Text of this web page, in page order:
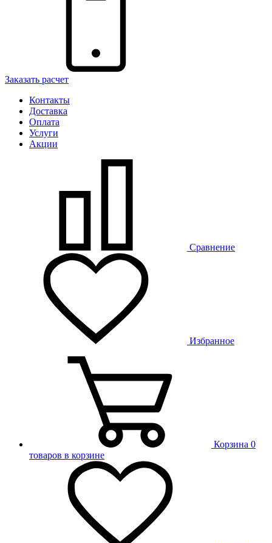
Заказать расчет
Контакты
Доставка
Оплата
Услуги
Акции
Сравнение
Избранное
Корзина 0
товаров в корзине